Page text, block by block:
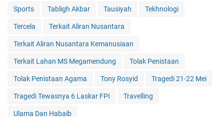
Sports Tabligh Akbar Tausiyah Tekhnologi
Tercela Terkait Aliran Nusantara
Terkait Aliran Nusantara Kemanusiaan
Terkait Lahan MS Megamendung Tolak Penistaan
Tolak Penistaan Agama Tony Rosyid Tragedi 21-22 Mei
Tragedi Tewasnya 6 Laskar FPI Travelling
Ulama Dan Habaib